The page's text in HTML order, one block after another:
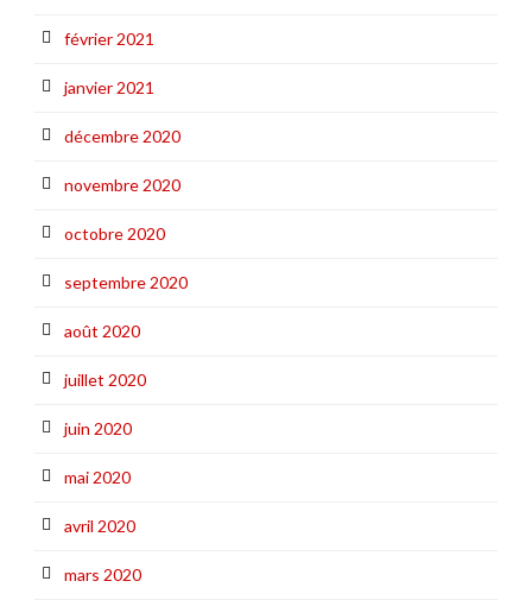
février 2021
janvier 2021
décembre 2020
novembre 2020
octobre 2020
septembre 2020
août 2020
juillet 2020
juin 2020
mai 2020
avril 2020
mars 2020